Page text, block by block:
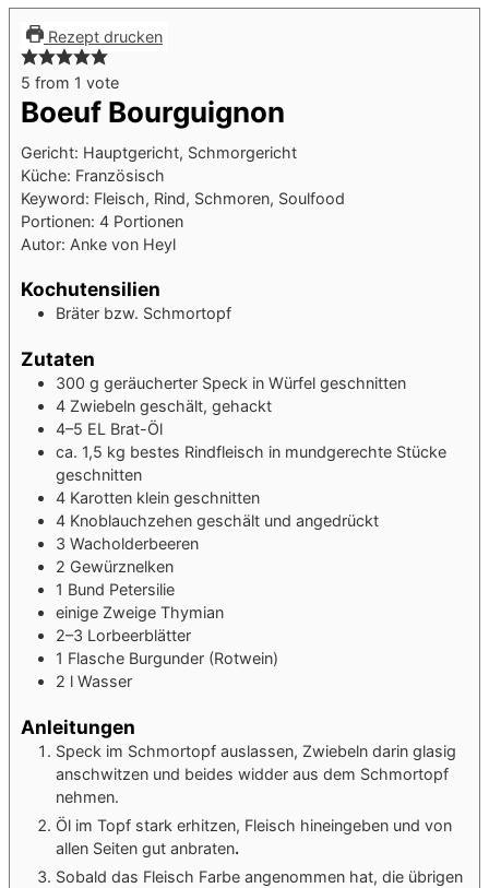
Rezept drucken
5 from 1 vote
Boeuf Bourguignon
Gericht: Hauptgericht, Schmorgericht
Küche: Französisch
Keyword: Fleisch, Rind, Schmoren, Soulfood
Portionen: 4 Portionen
Autor: Anke von Heyl
Kochutensilien
Bräter bzw. Schmortopf
Zutaten
300 g geräucherter Speck in Würfel geschnitten
4 Zwiebeln geschält, gehackt
4–5 EL Brat-Öl
ca. 1,5 kg bestes Rindfleisch in mundgerechte Stücke
geschnitten
4 Karotten klein geschnitten
4 Knoblauchzehen geschält und angedrückt
3 Wacholderbeeren
2 Gewürznelken
1 Bund Petersilie
einige Zweige Thymian
2–3 Lorbeerblätter
1 Flasche Burgunder (Rotwein)
2 l Wasser
Anleitungen
Speck im Schmortopf auslassen, Zwiebeln darin glasig
anschwitzen und beides widder aus dem Schmortopf
nehmen.
Öl im Topf stark erhitzen, Fleisch hineingeben und von
allen Seiten gut anbraten.
Sobald das Fleisch Farbe angenommen hat, die übrigen